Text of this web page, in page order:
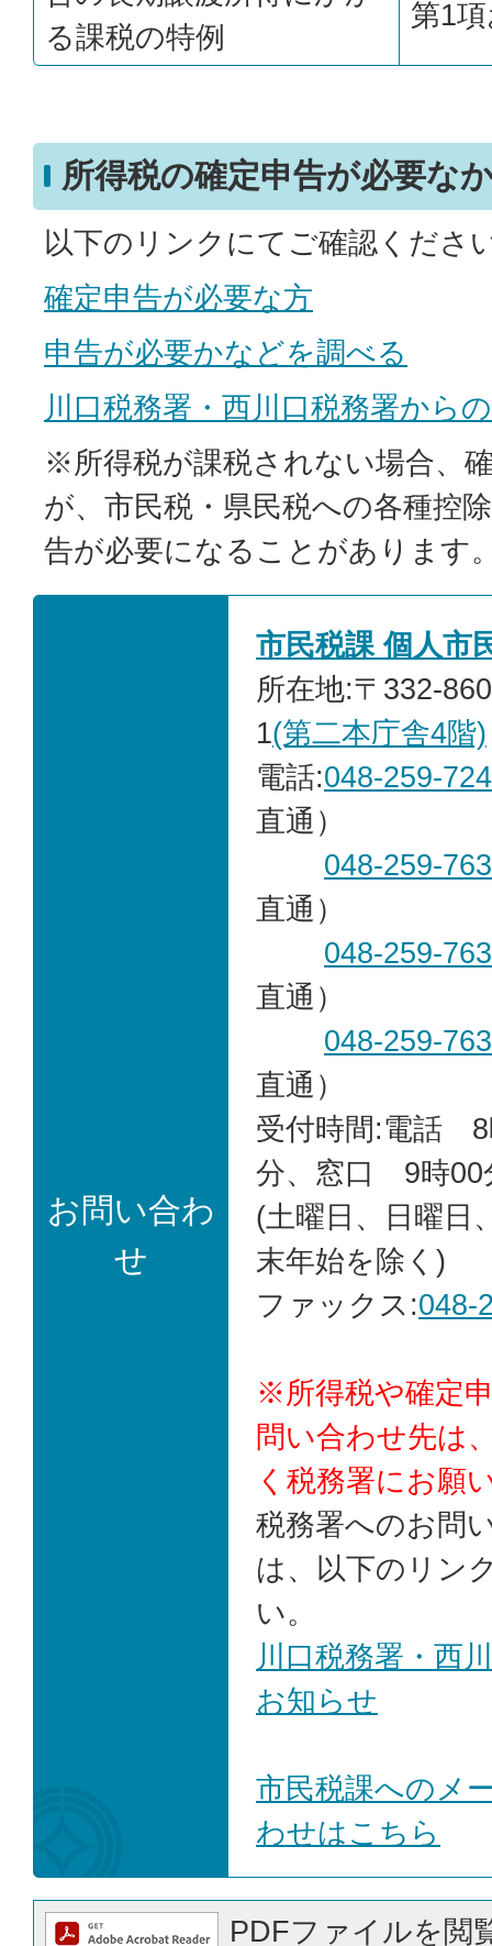
る課税の特例
第1
所得税の確定申告が必要な
以下のリンクにてご確認くださ
確定申告が必要な方
申告が必要かなどを調べる
川口税務署・西川口税務署から
※所得税が課税されない場合、
が、市民税・県民税への各種控
告が必要になることがあります
お問い合わ
せ
市民税課 個人市
所在地:〒332-
1(第二本庁舎4階)
電話:048-259-
直通）
048-259-
直通）
048-259-
直通）
048-259-
直通）
受付時間:電話 8
分、窓口 9時00
(土曜日、日曜日
末年始を除く)
ファックス:048-
※所得税や確定
問い合わせ先は
く税務署にお願
税務署へのお問
は、以下のリン
い。
川口税務署・西
お知らせ
市民税課へのメ
わせはこちら
PDFファイルを閲